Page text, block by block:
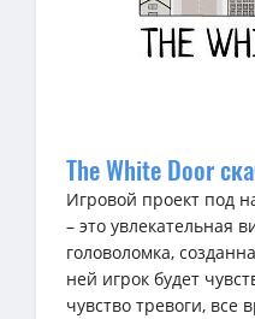
The White Door
Игровой проект под
– это увлекательная
головоломка,
ней игрок будет
чувство тревоги, все